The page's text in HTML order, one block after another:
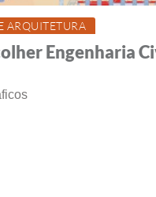
ARQUITETURA
Engenharia